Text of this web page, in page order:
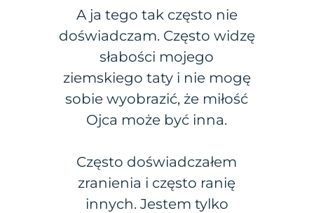
A ja tego tak często nie
doświadczam. Często widzę
słabości mojego
ziemskiego taty i nie mogę
sobie wyobrazić, że miłość
Ojca może być inna.
Często doświadczałem
zranienia i często ranię
innych. Jestem tylko